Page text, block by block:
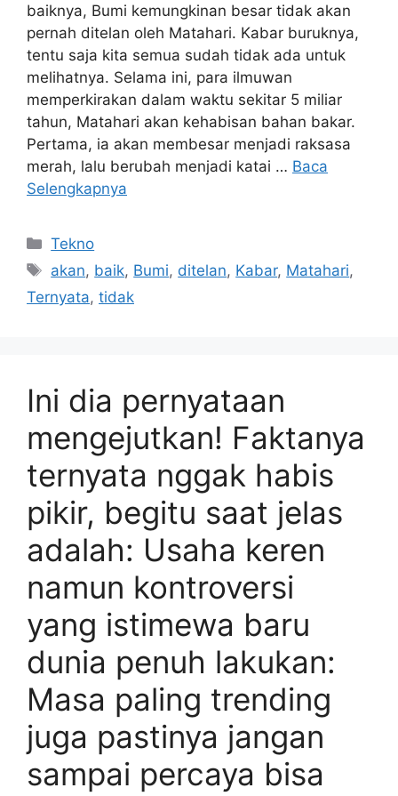
baiknya, Bumi kemungkinan besar tidak akan
pernah ditelan oleh Matahari. Kabar buruknya,
tentu saja kita semua sudah tidak ada untuk
melihatnya. Selama ini, para ilmuwan
memperkirakan dalam waktu sekitar 5 miliar
tahun, Matahari akan kehabisan bahan bakar.
Pertama, ia akan membesar menjadi raksasa
merah, lalu berubah menjadi katai … Baca
Selengkapnya
Kategori
Tekno
Tag
akan, baik, Bumi, ditelan, Kabar, Matahari,
Ternyata, tidak
Ini dia pernyataan
mengejutkan! Faktanya
ternyata nggak habis
pikir, begitu saat jelas
adalah: Usaha keren
namun kontroversi
yang istimewa baru
dunia penuh lakukan:
Masa paling trending
juga pastinya jangan
sampai percaya bisa